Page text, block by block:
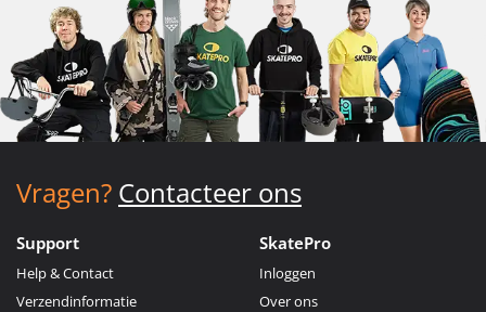
Vragen? Contacteer ons
Support
Help & Contact
Verzendinformatie
SkatePro
Inloggen
Over ons